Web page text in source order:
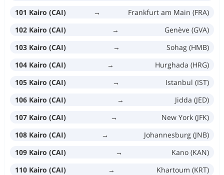
101 Kairo (CAI)
→
Frankfurt am Main (FRA)
102 Kairo (CAI)
→
Genève (GVA)
103 Kairo (CAI)
→
Sohag (HMB)
104 Kairo (CAI)
→
Hurghada (HRG)
105 Kairo (CAI)
→
Istanbul (IST)
106 Kairo (CAI)
→
Jidda (JED)
107 Kairo (CAI)
→
New York (JFK)
108 Kairo (CAI)
→
Johannesburg (JNB)
109 Kairo (CAI)
→
Kano (KAN)
110 Kairo (CAI)
→
Khartoum (KRT)